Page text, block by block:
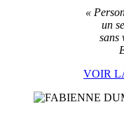
«
un
sans
VOIR